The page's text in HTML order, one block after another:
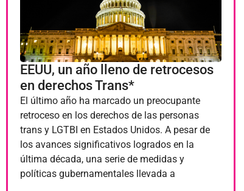
EEUU, un año lleno de retrocesos
en derechos Trans*
El último año ha marcado un preocupante
retroceso en los derechos de las personas
trans y LGTBI en Estados Unidos. A pesar de
los avances significativos logrados en la
última década, una serie de medidas y
políticas gubernamentales llevada a